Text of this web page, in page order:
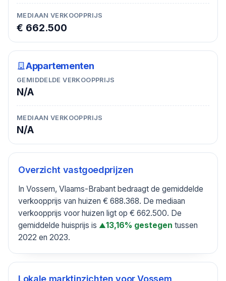
MEDIAAN VERKOOPPRIJS
€ 662.500
Appartementen
GEMIDDELDE VERKOOPPRIJS
N/A
MEDIAAN VERKOOPPRIJS
N/A
Overzicht vastgoedprijzen
In Vossem, Vlaams-Brabant bedraagt de gemiddelde
verkoopprijs van huizen € 688.368. De mediaan
verkoopprijs voor huizen ligt op € 662.500. De
gemiddelde huisprijs is ▲13,16% gestegen tussen
2022 en 2023.